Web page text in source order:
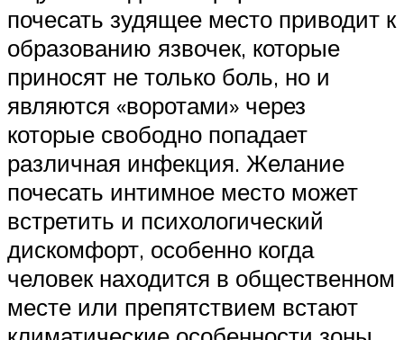
почесать зудящее место приводит к
образованию язвочек, которые
приносят не только боль, но и
являются «воротами» через
которые свободно попадает
различная инфекция. Желание
почесать интимное место может
встретить и психологический
дискомфорт, особенно когда
человек находится в общественном
месте или препятствием встают